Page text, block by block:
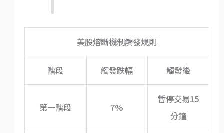
美股熔斷機制觸發規則
階段 觸發跌幅 觸發後
第一階段 7%
暫停交易15
分鐘